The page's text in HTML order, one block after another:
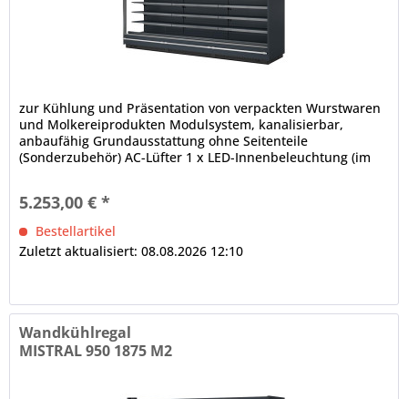
zur Kühlung und Präsentation von verpackten Wurstwaren
und Molkereiprodukten Modulsystem, kanalisierbar,
anbaufähig Grundausstattung ohne Seitenteile
(Sonderzubehör) AC-Lüfter 1 x LED-Innenbeleuchtung (im
5.253,00 € *
Bestellartikel
Zuletzt aktualisiert: 08.08.2026 12:10
Wandkühlregal
MISTRAL 950 1875 M2